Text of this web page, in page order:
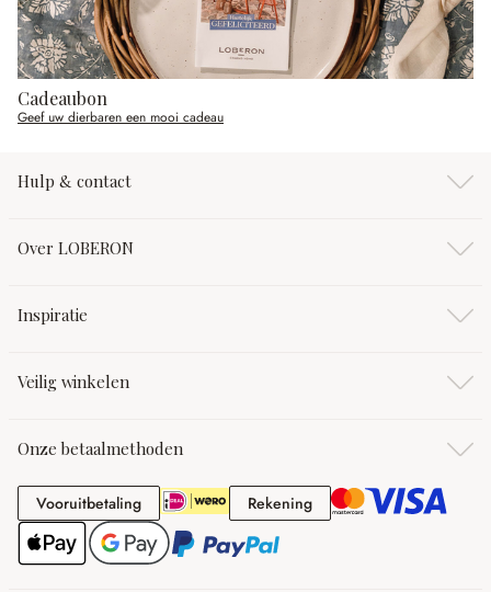
Cadeaubon
Geef uw dierbaren een mooi cadeau
Hulp & contact
Over LOBERON
Inspiratie
Veilig winkelen
Onze betaalmethoden
VooruitbetalingVooruitbetaling RekeningRekening